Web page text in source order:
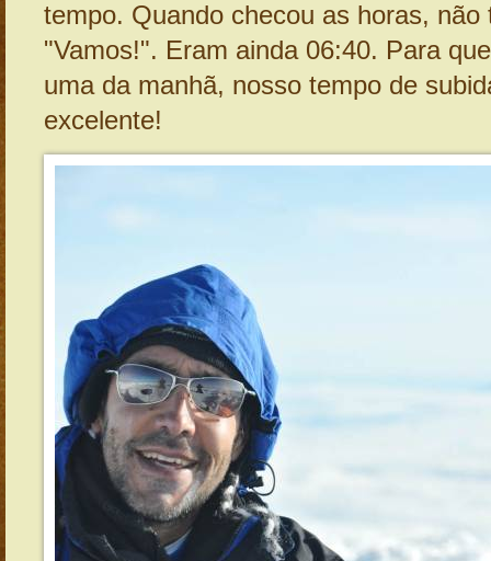
tempo. Quando checou as horas, não
"Vamos!". Eram ainda 06:40. Para
uma da manhã, nosso tempo de
excelente!